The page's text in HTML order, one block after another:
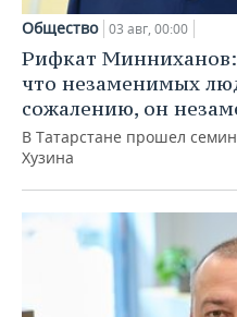
Общество 03 авг, 00:00
Рифкат
что незаменимых
сожалению, он
В Татарстане прошел
Хузина